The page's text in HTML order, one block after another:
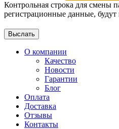
Контрольная строка для смены
регистрационные данные,
О компании
Качество
Новости
Гарантии
Блог
Оплата
Доставка
Отзывы
Контакты